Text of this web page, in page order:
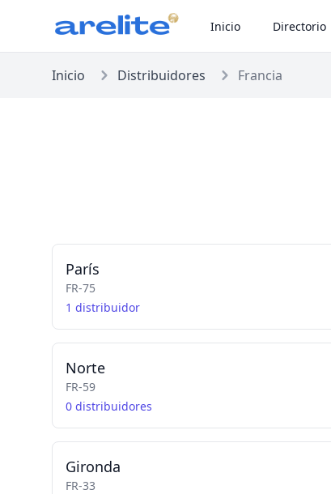
Inicio Directorio
Inicio Distribuidores Francia
París
FR-75
1 distribuidor
Norte
FR-59
0 distribuidores
Gironda
FR-33